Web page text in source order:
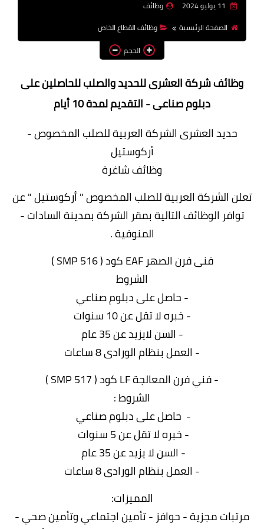
بالجامعات والمعاهد
اخبار
وظائف
الصفحة الرئيسية
وظائف القطاع الخاص
الحجم
وظائف شركة العشرى للحديد والصلب للحاصلين على
دبلوم صناعى - التقديم لمدة 10 أيام
حديد العشرى الشركة العربية للصلب المخصوص -
أركوستيل
وظائف شاغرة
تعلن الشركة العربية للصلب المخصوص " أركوستيل " عن
توافر الوظائف التالية بمقر الشركة بمدينة السادات -
المنوفية .
فنى فرن الصهر EAF کود ( 516 SMP )
الشروط
- حاصل على دبلوم صناعي
- خبره لا تقل عن 10 سنوات
- السن لايزيد عن 35 عام
- العمل بنظام الورادى 8 ساعات
- فني فرن المعالجة LF کود ( 517 SMP )
الشروط :
- حاصل على دبلوم صناعي
- خبره لا تقل عن 5 سنوات
- السن لا يزيد عن 35 عام
- العمل بنظام الورادى 8 ساعات
المميزات:
مرتبات مجزية - حوافز - تأمين اجتماعي وتأمين صحي -